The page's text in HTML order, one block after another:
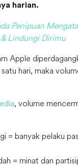
harian.
Penipuan
Lindungi Dirimu
Apple
hari, maka
, volume
= banyak pelaku
= minat dan